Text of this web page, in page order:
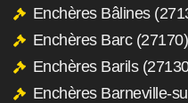
Enchères Bâlines
Enchères Barc (27170)
Enchères Barils
Enchères Barneville-